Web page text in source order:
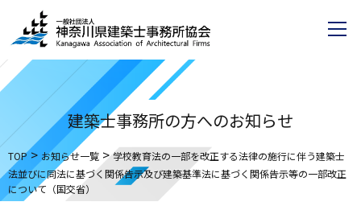
建築士事務所の方へのお知らせ
TOP> お知らせ一覧 >学校教育法の一部を改正する法律の施行に伴う建築士
法並びに同法に基づく関係告示及び建築基準法に基づく関係告示等の一部改正
について（国交省）